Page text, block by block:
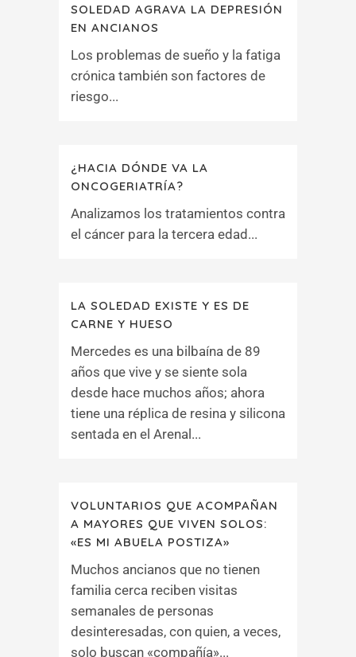
SOLEDAD AGRAVA LA DEPRESIÓN
EN ANCIANOS
Los problemas de sueño y la fatiga
crónica también son factores de
riesgo...
¿HACIA DÓNDE VA LA
ONCOGERIATRÍA?
Analizamos los tratamientos contra
el cáncer para la tercera edad...
LA SOLEDAD EXISTE Y ES DE
CARNE Y HUESO
Mercedes es una bilbaína de 89
años que vive y se siente sola
desde hace muchos años; ahora
tiene una réplica de resina y silicona
sentada en el Arenal...
VOLUNTARIOS QUE ACOMPAÑAN
A MAYORES QUE VIVEN SOLOS:
«ES MI ABUELA POSTIZA»
Muchos ancianos que no tienen
familia cerca reciben visitas
semanales de personas
desinteresadas, con quien, a veces,
solo buscan «compañía»...